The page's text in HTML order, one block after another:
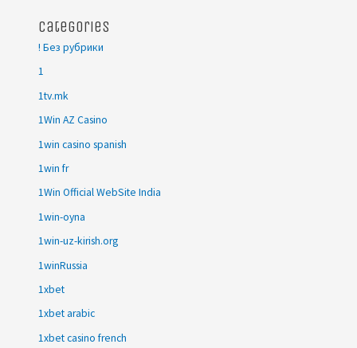
Categories
! Без рубрики
1
1tv.mk
1Win AZ Casino
1win casino spanish
1win fr
1Win Official WebSite India
1win-oyna
1win-uz-kirish.org
1winRussia
1xbet
1xbet arabic
1xbet casino french